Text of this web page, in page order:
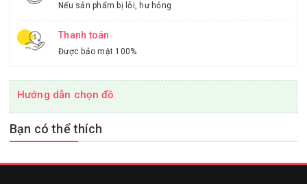
Nếu sản phẩm bị lỗi, hư hỏng
Thanh toán
Được bảo mật 100%
Hướng dẫn chọn đồ
Bạn có thể thích